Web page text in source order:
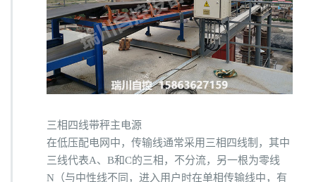
配
料
系
统
如
何
选
源
方
式
三相四线带秤主电源
在低压配电网中，传输线通常采用三相四线制，其中
三线代表A、B和C的三相，不分流，另一根为零线
N（与中性线不同，进入用户时在单相传输线中，有